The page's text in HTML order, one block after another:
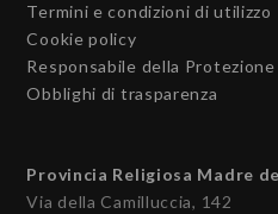
Termini e condizioni di utilizzo
Cookie policy
Responsabile della
Obblighi di trasparenza
Provincia Religiosa Madre
Via della Camilluccia, 142